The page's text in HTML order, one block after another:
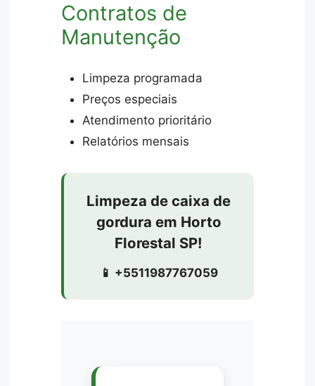
Contratos de
Manutenção
Limpeza programada
Preços especiais
Atendimento prioritário
Relatórios mensais
Limpeza de caixa de
gordura em Horto
Florestal SP!
📱 +5511987767059